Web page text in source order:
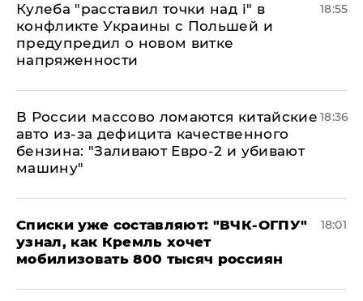
Кулеба "расставил точки над і" в
конфликте Украины с Польшей и
предупредил о новом витке
напряженности
18:55
В России массово ломаются китайские
авто из-за дефицита качественного
бензина: "Заливают Евро-2 и убивают
машину"
18:36
Списки уже составляют: "ВЧК-ОГПУ"
узнал, как Кремль хочет
мобилизовать 800 тысяч россиян
18:01